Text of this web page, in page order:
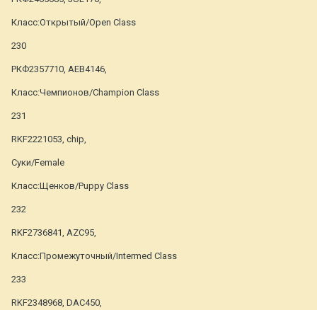
Класс:Открытый/Open Class
230
РКФ2357710, АЕВ4146,
Класс:Чемпионов/Champion Class
231
RKF2221053, chip,
Суки/Female
Класс:Щенков/Puppy Class
232
RKF2736841, AZC95,
Класс:Промежуточный/Intermed Class
233
RKF2348968, DAC450,